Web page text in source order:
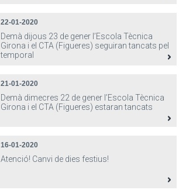
22-01-2020
Demà dijous 23 de gener l’Escola Tècnica
Girona i el CTA (Figueres) seguiran tancats pel
temporal
21-01-2020
Demà dimecres 22 de gener l’Escola Tècnica
Girona i el CTA (Figueres) estaran tancats
16-01-2020
Atenció! Canvi de dies festius!